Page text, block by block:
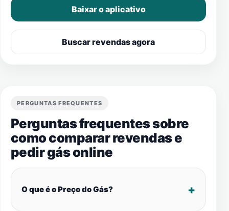
Baixar o aplicativo
Buscar revendas agora
PERGUNTAS FREQUENTES
Perguntas frequentes sobre
como comparar revendas e
pedir gás online
O que é o Preço do Gás?